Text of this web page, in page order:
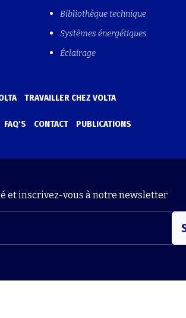
Bibliothèque technique
Systèmes énergétiques
Éclairage
TRAVAILLER CHEZ VOLTA
FAQ'S CONTACT PUBLICATIONS
et inscrivez-vous à notre newsletter